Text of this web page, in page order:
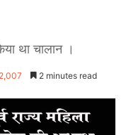
था चालान ।
2,007 2 minutes read